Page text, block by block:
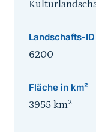
Landschafts-ID
6200
Fläche in km²
3955 km2